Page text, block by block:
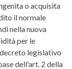
o acquisita
il normale
nella nuova
per le
legislativo
dell'art. 2 della